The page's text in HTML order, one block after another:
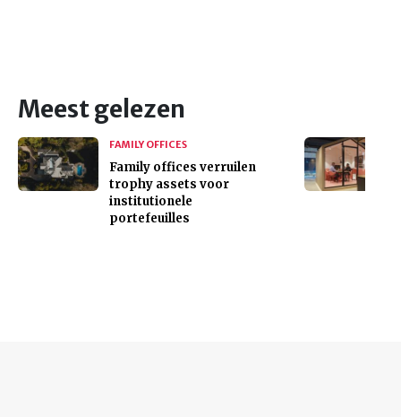
Meest gelezen
FAMILY OFFICES
Family offices verruilen
trophy assets voor
institutionele
portefeuilles